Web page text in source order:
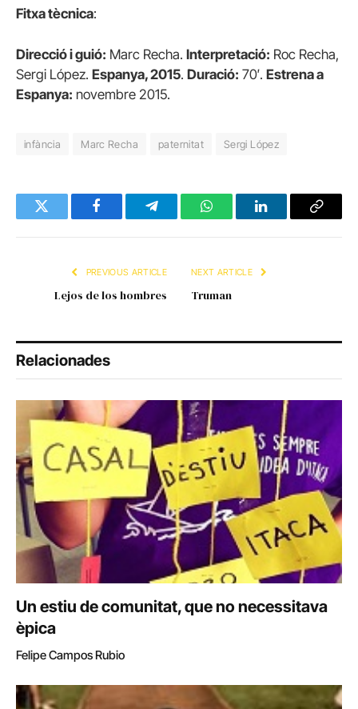
Fitxa tècnica:
Direcció i guió: Marc Recha. Interpretació: Roc Recha,
Sergi López. Espanya, 2015. Duració: 70′. Estrena a
Espanya: novembre 2015.
infància Marc Recha paternitat Sergi López
Twitter FacebookTelegramWhatsAppLinkedInCopy
PREVIOUS ARTICLE
Lejos de los hombres
NEXT ARTICLE
Truman
Relacionades
Un estiu de comunitat, que no necessitava
èpica
Felipe Campos Rubio